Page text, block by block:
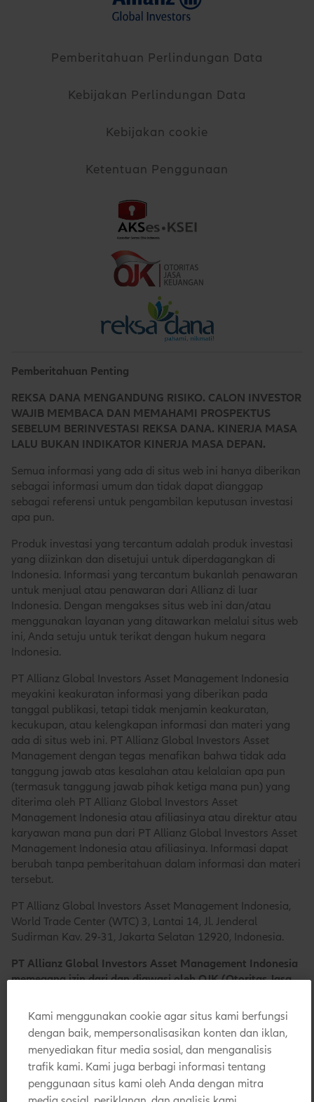
Pemberitahuan Perlindungan Data
Kebijakan Perlindungan Data
Kebijakan cookie
Ketentuan Penggunaan
© Allianz Global Investors 2026. Hak Cipta
Dilindungi.
Pemberitahuan Penting
REKSA DANA MENGANDUNG RISIKO. CALON INVESTOR
WAJIB MEMBACA DAN MEMAHAMI PROSPEKTUS
SEBELUM BERINVESTASI REKSA DANA. KINERJA MASA
LALU BUKAN INDIKATOR KINERJA MASA DEPAN.
Semua informasi yang ada di situs web ini hanya diberikan
sebagai informasi umum dan tidak dapat dianggap
sebagai referensi untuk pengambilan keputusan investasi
apa pun.
Produk investasi yang tercantum adalah produk investasi
yang diizinkan dan disetujui untuk diperdagangkan di
Indonesia. Informasi yang tercantum bukanlah penawaran
untuk menjual atau penawaran dari Allianz di luar
Indonesia. Dengan mengakses situs web ini dan/atau
menggunakan layanan yang ditawarkan melalui situs web
ini, Anda setuju untuk terikat dengan hukum negara
Indonesia.
PT Allianz Global Investors Asset Management Indonesia
meyakini keakuratan informasi yang diberikan pada
tanggal publikasi, tetapi tidak menjamin keakuratan,
kecukupan, atau kelengkapan informasi dan materi yang
ada di situs web ini. PT Allianz Global Investors Asset
Management dengan tegas menafikan bahwa tidak ada
tanggung jawab atas kesalahan atau kelalaian apa pun
(termasuk tanggung jawab pihak ketiga mana pun) yang
diterima oleh PT Allianz Global Investors Asset
Management Indonesia atau afiliasinya atau direktur atau
karyawan mana pun dari PT Allianz Global Investors Asset
Management Indonesia atau afiliasinya. Informasi dapat
berubah tanpa pemberitahuan dalam informasi dan materi
tersebut.
PT Allianz Global Investors Asset Management Indonesia,
World Trade Center (WTC) 3, Lantai 14, Jl. Jenderal
Sudirman Kav. 29-31, Jakarta Selatan 12920, Indonesia.
PT Allianz Global Investors Asset Management Indonesia
memegang izin dari dan diawasi oleh OJK (Otoritas Jasa
Investasi Indonesia (AMII).
Kami menggunakan cookie agar situs kami berfungsi
dengan baik, mempersonalisasikan konten dan iklan,
menyediakan fitur media sosial, dan menganalisis
trafik kami. Kami juga berbagi informasi tentang
penggunaan situs kami oleh Anda dengan mitra